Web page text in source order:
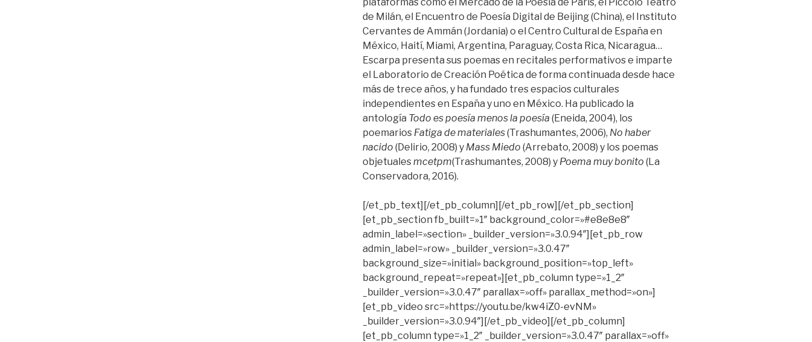
de Milán, el Encuentro de Poesía Digital de Beijing (China), el Instituto
Cervantes de Ammán (Jordania) o el Centro Cultural de España en
México, Haití, Miami, Argentina, Paraguay, Costa Rica, Nicaragua…
Escarpa presenta sus poemas en recitales performativos e imparte
el Laboratorio de Creación Poética de forma continuada desde hace
más de trece años, y ha fundado tres espacios culturales
independientes en España y uno en México. Ha publicado la
antología Todo es poesía menos la poesía (Eneida, 2004), los
poemarios Fatiga de materiales(Trashumantes, 2006), No haber
nacido (Delirio, 2008) y Mass Miedo (Arrebato, 2008) y los poemas
objetualesmcetpm(Trashumantes, 2008) y Poema muy bonito (La
Conservadora, 2016).
[/et_pb_text][/et_pb_column][/et_pb_row][/et_pb_section]
[et_pb_section fb_built=»1″ background_color=»#e8e8e8″
admin_label=»section» _builder_version=»3.0.94″][et_pb_row
admin_label=»row» _builder_version=»3.0.47″
background_size=»initial» background_position=»top_left»
background_repeat=»repeat»][et_pb_column type=»1_2″
_builder_version=»3.0.47″ parallax=»off» parallax_method=»on»]
[et_pb_video src=»https://youtu.be/kw4iZ0-evNM»
_builder_version=»3.0.94″][/et_pb_video][/et_pb_column]
[et_pb_column type=»1_2″ _builder_version=»3.0.47″ parallax=»off»